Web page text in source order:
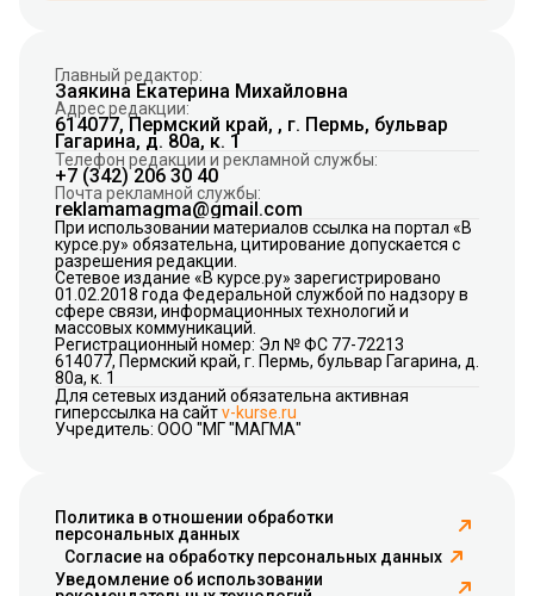
Главный редактор:
Заякина Екатерина Михайловна
Адрес редакции:
614077, Пермский край, , г. Пермь, бульвар
Гагарина, д. 80а, к. 1
Телефон редакции и рекламной службы:
+7 (342) 206 30 40
Почта рекламной службы:
reklamamagma@gmail.com
При использовании материалов ссылка на портал «В
курсе.ру» обязательна, цитирование допускается с
разрешения редакции.
Сетевое издание «В курсе.ру» зарегистрировано
01.02.2018 года Федеральной службой по надзору в
сфере связи, информационных технологий и
массовых коммуникаций.
Регистрационный номер: Эл № ФС 77-72213
614077, Пермский край, г. Пермь, бульвар Гагарина, д.
80а, к. 1
Для сетевых изданий обязательна активная
гиперссылка на сайтv-kurse.ru
Учредитель: ООО "МГ "МАГМА"
Политика в отношении обработки
персональных данных
Согласие на обработку персональных данных
Уведомление об использовании